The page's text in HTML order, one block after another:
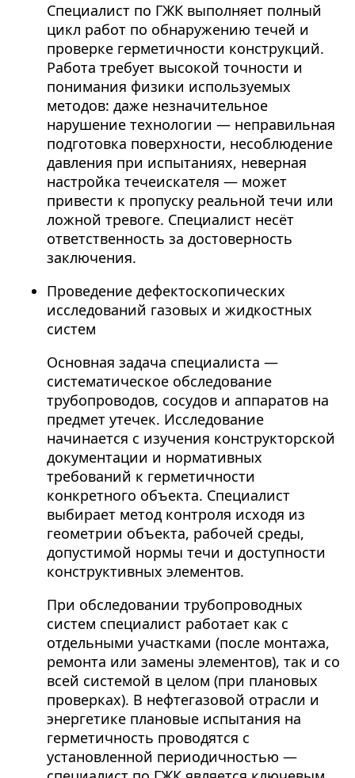
Специалист по ГЖК выполняет полный
цикл работ по обнаружению течей и
проверке герметичности конструкций.
Работа требует высокой точности и
понимания физики используемых
методов: даже незначительное
нарушение технологии — неправильная
подготовка поверхности, несоблюдение
давления при испытаниях, неверная
настройка течеискателя — может
привести к пропуску реальной течи или
ложной тревоге. Специалист несёт
ответственность за достоверность
заключения.
Проведение дефектоскопических
исследований газовых и жидкостных
систем
Основная задача специалиста —
систематическое обследование
трубопроводов, сосудов и аппаратов на
предмет утечек. Исследование
начинается с изучения конструкторской
документации и нормативных
требований к герметичности
конкретного объекта. Специалист
выбирает метод контроля исходя из
геометрии объекта, рабочей среды,
допустимой нормы течи и доступности
конструктивных элементов.
При обследовании трубопроводных
систем специалист работает как с
отдельными участками (после монтажа,
ремонта или замены элементов), так и со
всей системой в целом (при плановых
проверках). В нефтегазовой отрасли и
энергетике плановые испытания на
герметичность проводятся с
установленной периодичностью —